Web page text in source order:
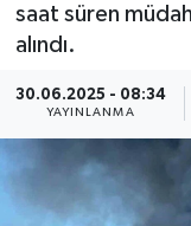
saat süren
alındı.
30.06.2025 - 08:34
YAYINLANMA
RESMİ
Haber Arşivi